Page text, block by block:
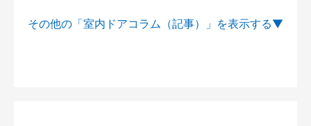
その他の「室内ドアコラム（記事）」を